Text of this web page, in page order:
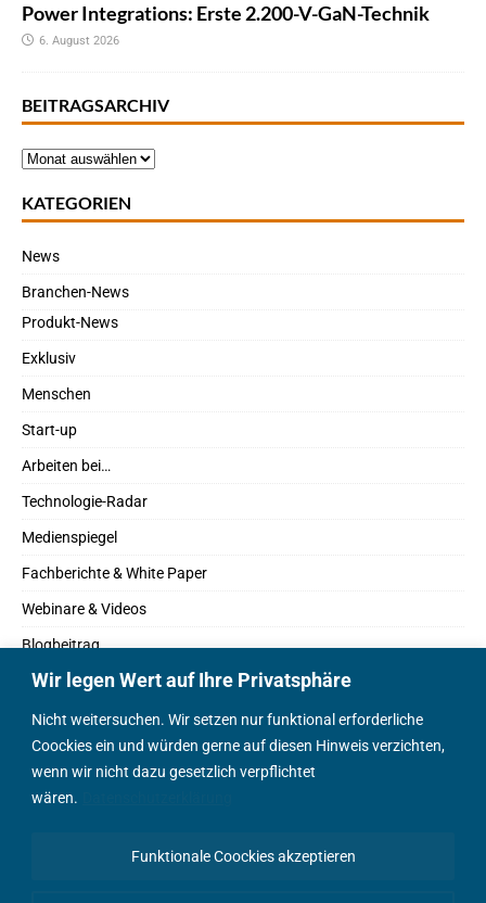
Wir legen Wert auf Ihre Privatsphäre
Nicht weitersuchen. Wir setzen nur funktional erforderliche
Coockies ein und würden gerne auf diesen Hinweis verzichten,
wenn wir nicht dazu gesetzlich verpflichtet
wären.
Funktionale Coockies akzeptieren
Power Integrations: Erste 2.200-V-GaN-Technik
6. August 2026
BEITRAGSARCHIV
KATEGORIEN
News
Branchen-News
Produkt-News
Exklusiv
Menschen
Start-up
Arbeiten bei…
Technologie-Radar
Medienspiegel
Fachberichte & White Paper
Webinare & Videos
Blogbeitrag
Fachbücher
Marktreport
Podcasts
Positionspapier
English Content